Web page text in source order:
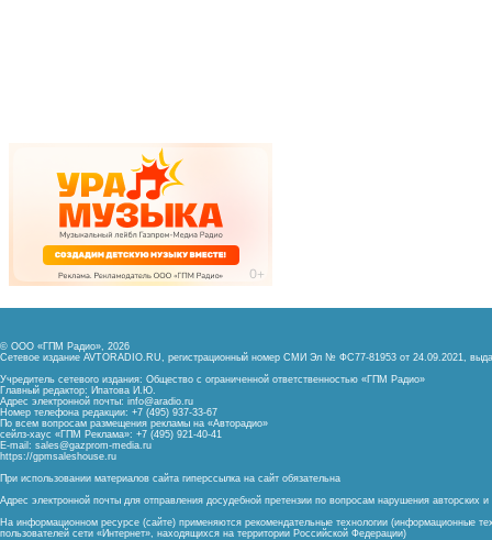
© ООО «ГПМ Радио», 2026
Сетевое издание AVTORADIO.RU, регистрационный номер СМИ Эл № ФС77-81953 от 24.09.2021,
Учредитель сетевого издания: Общество с ограниченной ответственностью «ГПМ Радио»
Главный редактор: Ипатова И.Ю.
Адрес электронной почты: info@aradio.ru
Номер телефона редакции: +7 (495) 937-33-67
По всем вопросам размещения рекламы на «Авторадио»
сейлз-хаус «ГПМ Реклама»: +7 (495) 921-40-41
E-mail: sales@gazprom-media.ru
https://gpmsaleshouse.ru
При использовании материалов сайта гиперссылка на сайт обязательна
Адрес электронной почты для отправления досудебной претензии по вопросам нарушения авторских
На информационном ресурсе (сайте) применяются рекомендательные технологии (информационные
пользователей сети «Интернет», находящихся на территории Российской Федерации)